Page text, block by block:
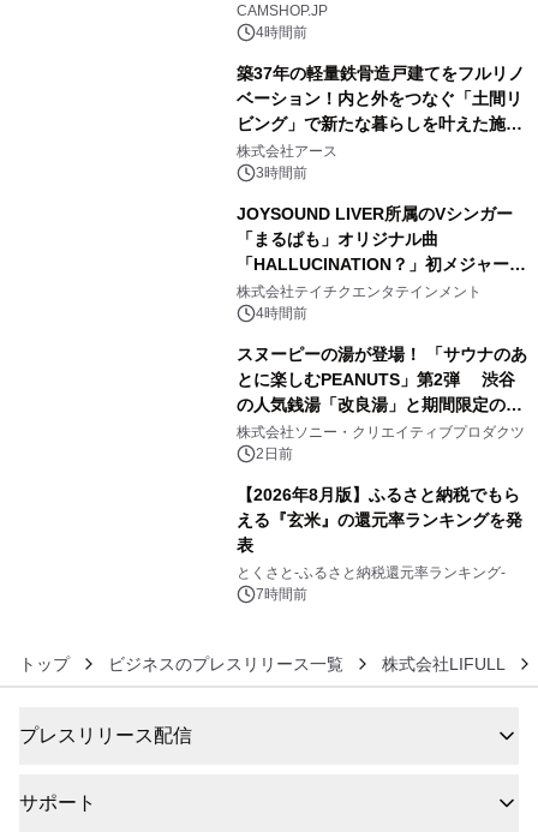
CAMSHOP.JP
4時間前
築37年の軽量鉄骨造戸建てをフルリノ
ベーション！内と外をつなぐ「土間リ
ビング」で新たな暮らしを叶えた施工
事例を株式会社アースが公開
株式会社アース
3時間前
JOYSOUND LIVER所属のVシンガー
「まるぱも」オリジナル曲
「HALLUCINATION？」初メジャー配
信リリース決定！
株式会社テイチクエンタテインメント
4時間前
スヌーピーの湯が登場！ 「サウナのあ
とに楽しむPEANUTS」第2弾 渋谷
の人気銭湯「改良湯」と期間限定のコ
ラボレーション サウナイキタイコラ
ボグッズも発売決定！
株式会社ソニー・クリエイティブプロダクツ
2日前
【2026年8月版】ふるさと納税でもら
える『玄米』の還元率ランキングを発
表
とくさと-ふるさと納税還元率ランキング-
7時間前
トップ ビジネスのプレスリリース一覧 株式会社LIFULL
プレスリリース配信
サポート